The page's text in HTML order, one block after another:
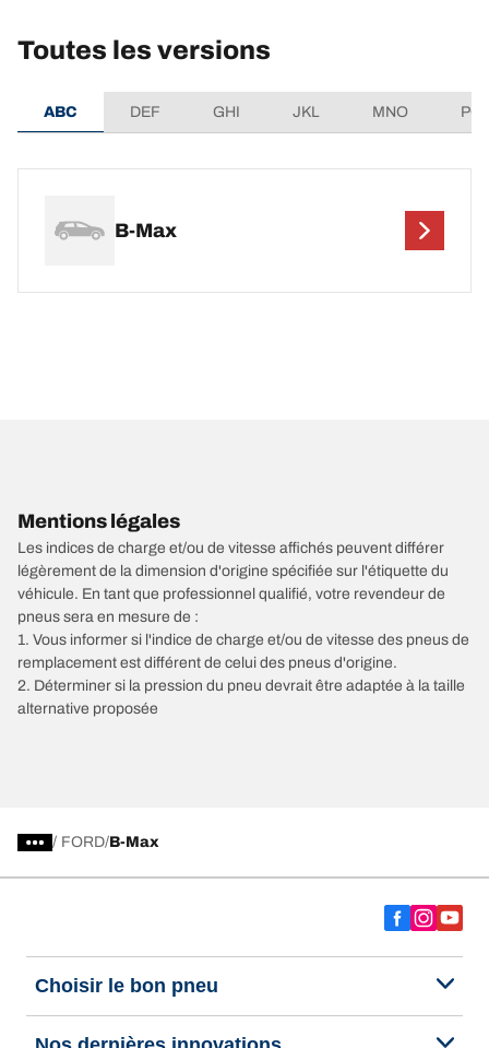
Toutes les versions
ABC DEF GHI JKL MNO
B-Max
Mentions légales
Les indices de charge et/ou de vitesse affichés peuvent différer
légèrement de la dimension d'origine spécifiée sur l'étiquette du
véhicule. En tant que professionnel qualifié, votre revendeur de
pneus sera en mesure de :
1. Vous informer si l'indice de charge et/ou de vitesse des pneus de
remplacement est différent de celui des pneus d'origine.
2. Déterminer si la pression du pneu devrait être adaptée à la taille
alternative proposée
/ FORD B-Max
Choisir le bon pneu